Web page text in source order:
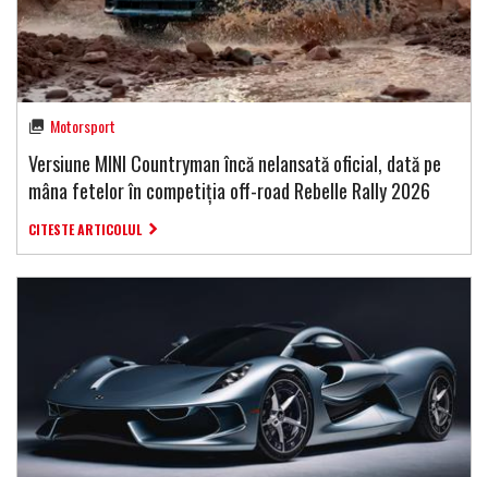
Motorsport
Versiune MINI Countryman încă nelansată oficial, dată pe
mâna fetelor în competiția off-road Rebelle Rally 2026
CITESTE ARTICOLUL